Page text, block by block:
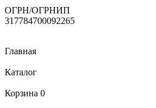
ОГРН/ОГРНИП
317784700092265
Главная
Каталог
Корзина 0